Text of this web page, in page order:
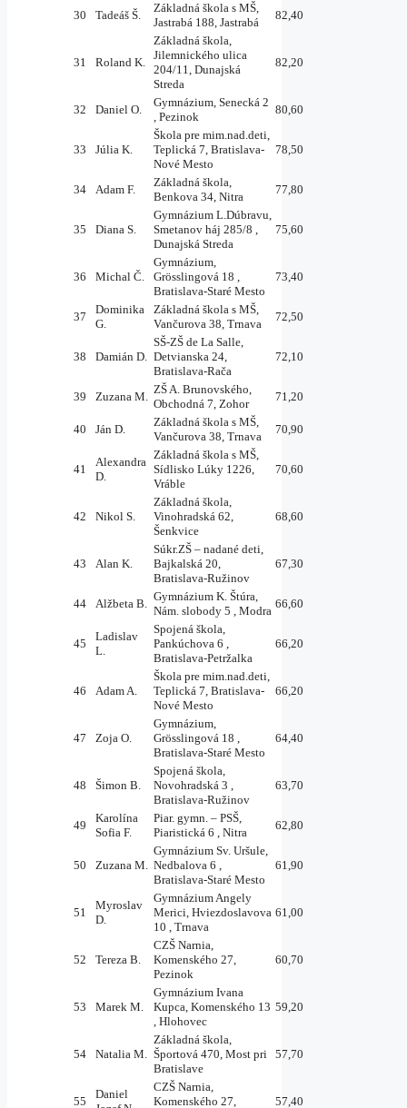
30 Tadeáš Š.
Základná škola s MŠ,
Jastrabá 188, Jastrabá
82,40
31 Roland K.
Základná škola,
Jilemnického ulica
204/11, Dunajská
Streda
82,20
32 Daniel O.
Gymnázium, Senecká 2
, Pezinok
80,60
33 Júlia K.
Škola pre mim.nad.deti,
Teplická 7, Bratislava-
Nové Mesto
78,50
34 Adam F.
Základná škola,
Benkova 34, Nitra
77,80
35 Diana S.
Gymnázium L.Dúbravu,
Smetanov háj 285/8 ,
Dunajská Streda
75,60
36 Michal Č.
Gymnázium,
Grösslingová 18 ,
Bratislava-Staré Mesto
73,40
37
Dominika
G.
Základná škola s MŠ,
Vančurova 38, Trnava
72,50
38 Damián D.
SŠ-ZŠ de La Salle,
Detvianska 24,
Bratislava-Rača
72,10
39 Zuzana M.
ZŠ A. Brunovského,
Obchodná 7, Zohor
71,20
40 Ján D.
Základná škola s MŠ,
Vančurova 38, Trnava
70,90
41
Alexandra
D.
Základná škola s MŠ,
Sídlisko Lúky 1226,
Vráble
70,60
42 Nikol S.
Základná škola,
Vinohradská 62,
Šenkvice
68,60
43 Alan K.
Súkr.ZŠ – nadané deti,
Bajkalská 20,
Bratislava-Ružinov
67,30
44 Alžbeta B.
Gymnázium K. Štúra,
Nám. slobody 5 , Modra
66,60
45
Ladislav
L.
Spojená škola,
Pankúchova 6 ,
Bratislava-Petržalka
66,20
46 Adam A.
Škola pre mim.nad.deti,
Teplická 7, Bratislava-
Nové Mesto
66,20
47 Zoja O.
Gymnázium,
Grösslingová 18 ,
Bratislava-Staré Mesto
64,40
48 Šimon B.
Spojená škola,
Novohradská 3 ,
Bratislava-Ružinov
63,70
49
Karolína
Sofia F.
Piar. gymn. – PSŠ,
Piaristická 6 , Nitra
62,80
50 Zuzana M.
Gymnázium Sv. Uršule,
Nedbalova 6 ,
Bratislava-Staré Mesto
61,90
51
Myroslav
D.
Gymnázium Angely
Merici, Hviezdoslavova
10 , Trnava
61,00
52 Tereza B.
CZŠ Narnia,
Komenského 27,
Pezinok
60,70
53 Marek M.
Gymnázium Ivana
Kupca, Komenského 13
, Hlohovec
59,20
54 Natalia M.
Základná škola,
Športová 470, Most pri
Bratislave
57,70
55
Daniel
CZŠ Narnia,
Komenského 27,
57,40